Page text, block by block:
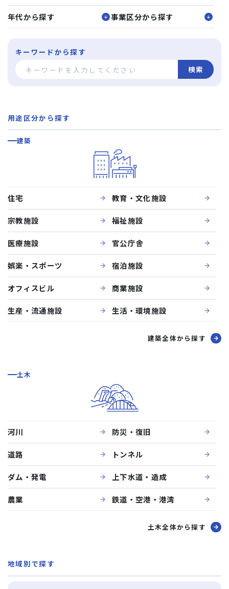
年代から探す 事業区分から探す
キーワードから探す
用途区分から探す
建築
住宅 教育・文化施設
宗教施設 福祉施設
医療施設 官公庁舎
娯楽・スポーツ 宿泊施設
オフィスビル 商業施設
生産・流通施設 生活・環境施設
建築全体から探す
土木
河川 防災・復旧
道路 トンネル
ダム・発電 上下水道・造成
農業 鉄道・空港・港湾
土木全体から探す
地域別で探す